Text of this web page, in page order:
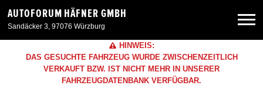
AUTOFORUM HÄFNER GMBH
Sandäcker 3, 97076 Würzburg
Neuwagen
HINWEIS:
DAS GESUCHTE FAHRZEUG WURDE ZWISCHENZEITLICH
VERKAUFT BZW. IST NICHT MEHR IN UNSERER
FAHRZEUGDATENBANK VERFÜGBAR.